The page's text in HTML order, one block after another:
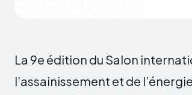
La 9e édition du Salon
l’assainissement et de